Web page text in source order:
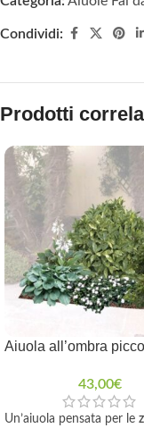
Condividi:
Prodotti
Aiuola all’ombra
43,00€
Un’aiuola pensata per le